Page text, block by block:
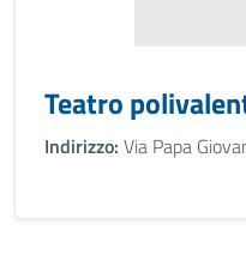
Teatro
Indirizzo: Via Papa